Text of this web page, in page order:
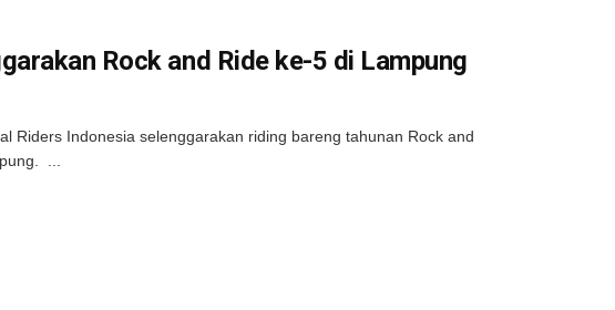
Rock and Ride ke-5 di Lampung
Riders Indonesia selenggarakan riding bareng tahunan Rock and
...